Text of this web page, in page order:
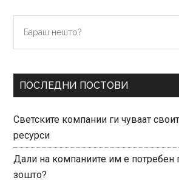
Primary
Sidebar
нешто?
ПОСЛЕДНИ ПОСТОВИ
Светските компании ги чуваат
ресурси
Дали на компаниите им е потребен
зошто?